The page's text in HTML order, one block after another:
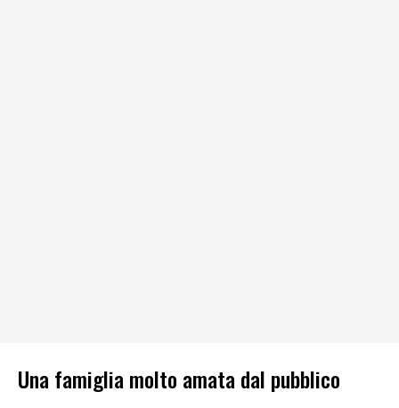
Una famiglia molto amata dal pubblico